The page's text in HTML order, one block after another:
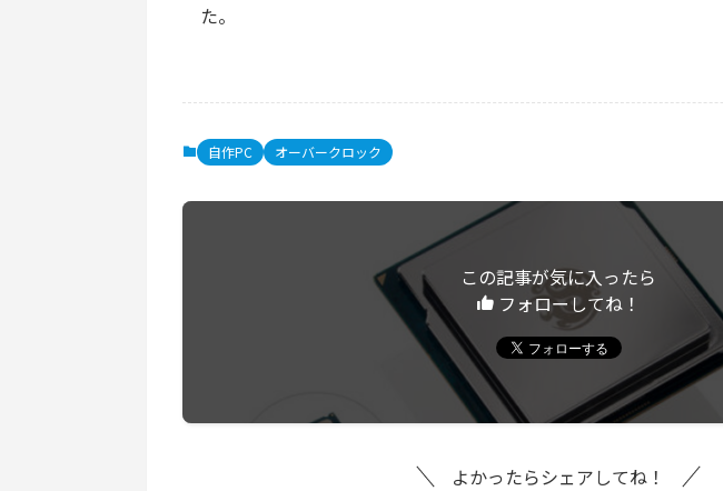
た。
自作PC オーバークロック
この記事が気に入ったら
フォローしてね！
よかったらシェアしてね！